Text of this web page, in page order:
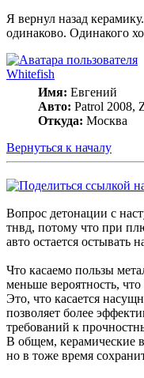
Я вернул назад
одинаково. Одинакого
Whitefish
Имя: Евгений
Авто: Patrol 2008,
Откуда: Москва
Вернуться к началу
Вопрос детонации с
тнвд, потому что при
авто остается остывать
Что касаемо пользы
меньше вероятность,
Это, что касается
позволяет более
требований к
В общем, керамические
но в тоже время